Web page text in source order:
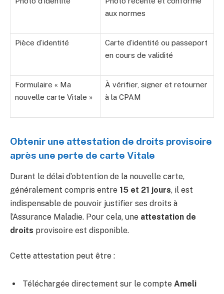
aux normes
Pièce d’identité
Carte d’identité ou passeport
en cours de validité
Formulaire « Ma
nouvelle carte Vitale »
À vérifier, signer et retourner
à la CPAM
Obtenir une attestation de droits provisoire
après une perte de carte Vitale
Durant le délai d’obtention de la nouvelle carte,
généralement compris entre 15 et 21 jours, il est
indispensable de pouvoir justifier ses droits à
l’Assurance Maladie. Pour cela, une attestation de
droits provisoire est disponible.
Cette attestation peut être :
Téléchargée directement sur le compte Ameli